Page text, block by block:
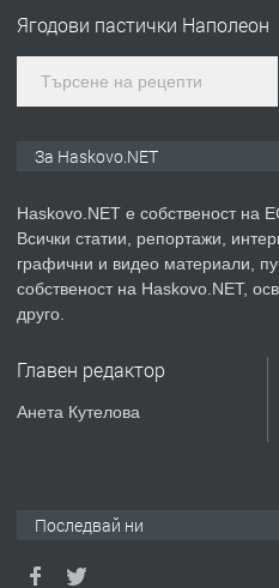
градската
ПРЕДЛАГА
Продавам
Ягодови пастички Наполеон
За Haskovo.NET
Haskovo.NET е собственост
Всички статии, репортажи,
графични и видео материали,
собственост на Haskovo.NET,
друго.
Главен редактор
Анета Кутелова
Последвай ни